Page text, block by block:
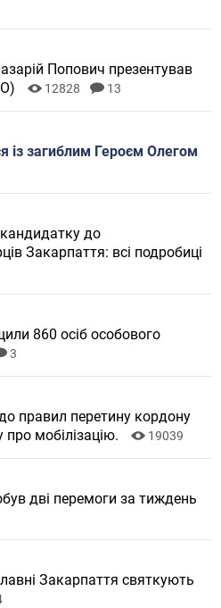
Попович презентував
12828 13
із загиблим Героєм Олегом
кандидатку до
Закарпаття: всі подробиці
860 осіб особового
3
правил перетину кордону
про мобілізацію.
19039
дві перемоги за тиждень
Закарпаття святкують